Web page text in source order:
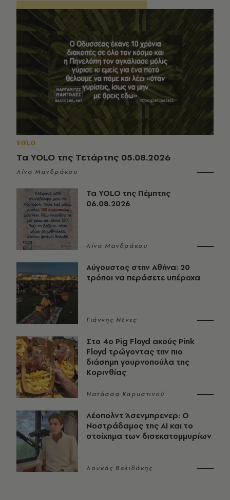
YOLO
Τα YOLO της Τετάρτης 05.08.2026
Λίνα Μανδράκου
Τα YOLO της Πέμπτης
06.08.2026
Λίνα Μανδράκου
Αύγουστος στην Αθήνα: 20
τρόποι να περάσετε υπέροχα
Γιάννης Νένες
Στο 4ο Pig Floyd ακούς Pink
Floyd τρώγοντας την πιο
διάσημη γουρνοπούλα της
Κορινθίας
Νατάσσα Καρυστινού
Λέοπολντ Άσενμπρενερ: Ο
Νοστράδαμος της AI και το
στοίχημα των δισεκατομμυρίων
Λουκάς Βελιδάκης